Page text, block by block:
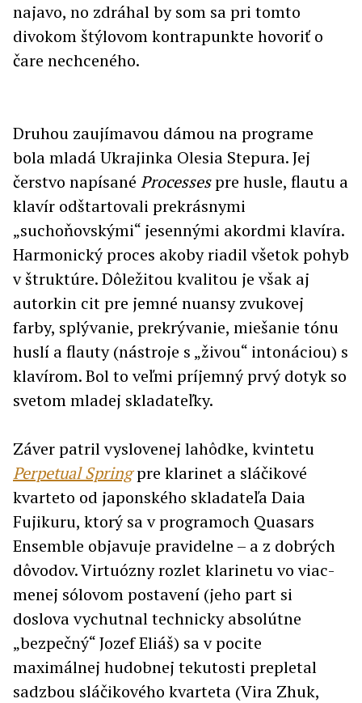
najavo, no zdráhal by som sa pri tomto
divokom štýlovom kontrapunkte hovoriť o
čare nechceného.
Druhou zaujímavou dámou na programe
bola mladá Ukrajinka Olesia Stepura. Jej
čerstvo napísané Processespre husle, flautu a
klavír odštartovali prekrásnymi
„suchoňovskými“ jesennými akordmi klavíra.
Harmonický proces akoby riadil všetok pohyb
v štruktúre. Dôležitou kvalitou je však aj
autorkin cit pre jemné nuansy zvukovej
farby, splývanie, prekrývanie, miešanie tónu
huslí a flauty (nástroje s „živou“ intonáciou) s
klavírom. Bol to veľmi príjemný prvý dotyk so
svetom mladej skladateľky.
Záver patril vyslovenej lahôdke, kvintetu
Perpetual Springpre klarinet a sláčikové
kvarteto od japonského skladateľa Daia
Fujikuru, ktorý sa v programoch Quasars
Ensemble objavuje pravidelne – a z dobrých
dôvodov. Virtuózny rozlet klarinetu vo viac-
menej sólovom postavení (jeho part si
doslova vychutnal technicky absolútne
„bezpečný“ Jozef Eliáš) sa v pocite
maximálnej hudobnej tekutosti prepletal
sadzbou sláčikového kvarteta (Vira Zhuk,